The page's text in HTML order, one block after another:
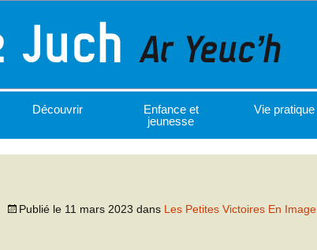
Découvrir
Enfance et
jeunesse
Vie pratique
Publié le 11 mars 2023 dans Les Petites Victoires En Image